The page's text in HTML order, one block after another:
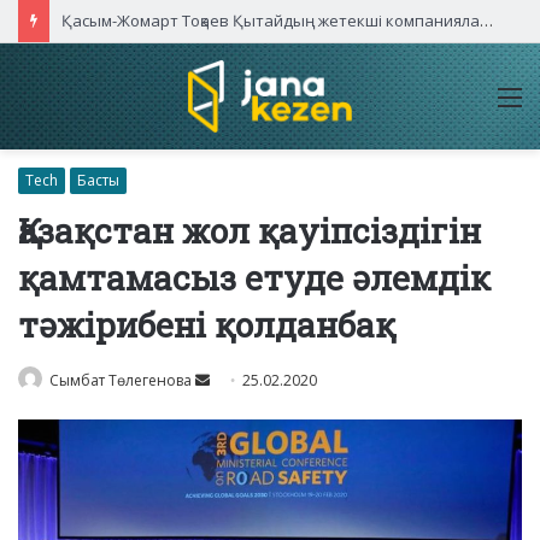
Қасым-Жомарт Тоқаев Қытайдың жетекші компаниялары басшыларымен кездесті
Tech Басты
Қазақстан жол қауіпсіздігін
қамтамасыз етуде әлемдік
тәжірибені қолданбақ
Сымбат Төлегенова
Send
email
25.02.2020